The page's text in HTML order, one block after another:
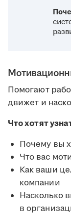
Помогают
движет и
Что хотят
Почему вы
Что вас
Как ваши
компании
Насколько
в